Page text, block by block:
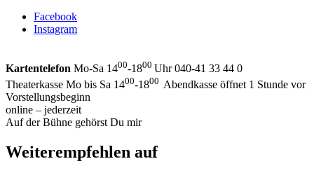
Facebook
Instagram
Kartentelefon Mo-Sa 1400-1800 Uhr 040-41 33 44 0
Theaterkasse Mo bis Sa 1400-1800 Abendkasse öffnet 1 Stunde vor
Vorstellungsbeginn
online – jederzeit
Auf der Bühne gehörst Du mir
Weiterempfehlen auf